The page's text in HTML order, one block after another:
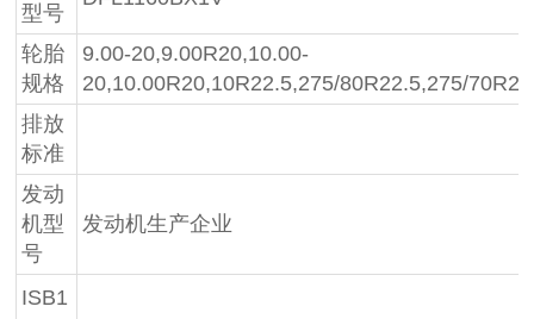
型号
轮胎
规格
9.00-20,9.00R20,10.00-
20,10.00R20,10R22.5,275/80R22.5,275/
排放
标准
发动
机型
号
发动机生产企业
ISB1